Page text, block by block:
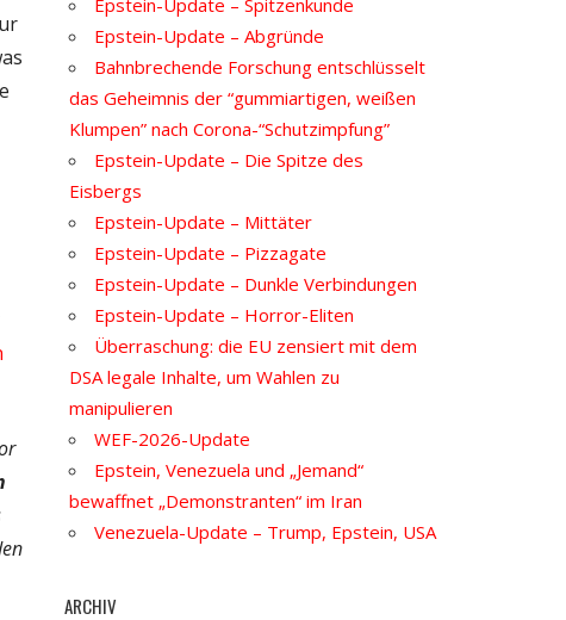
Epstein-Update – Abgründe
Bahnbrechende Forschung entschlüsselt
das Geheimnis der “gummiartigen, weißen
Klumpen” nach Corona-“Schutzimpfung”
Epstein-Update – Die Spitze des
Eisbergs
Epstein-Update – Mittäter
Epstein-Update – Pizzagate
Epstein-Update – Dunkle Verbindungen
Epstein-Update – Horror-Eliten
Überraschung: die EU zensiert mit dem
DSA legale Inhalte, um Wahlen zu
manipulieren
WEF-2026-Update
Epstein, Venezuela und „Jemand“
bewaffnet „Demonstranten“ im Iran
Venezuela-Update – Trump, Epstein, USA
ARCHIV